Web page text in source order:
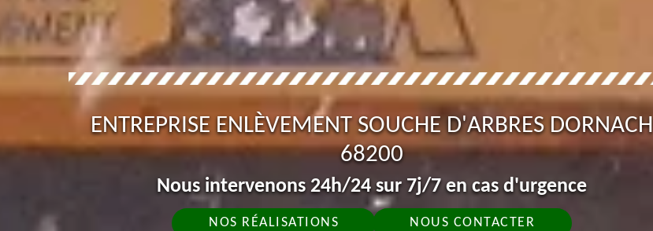
ENTREPRISE ENLÈVEMENT SOUCHE D'ARBRES DORNACH
68200
Nous intervenons 24h/24 sur 7j/7 en cas d'urgence
NOS RÉALISATIONS NOUS CONTACTER